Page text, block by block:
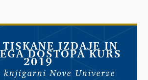
TISKANE IZDAJE IN
DOSTOPA KURS
2019
Nove Univerze